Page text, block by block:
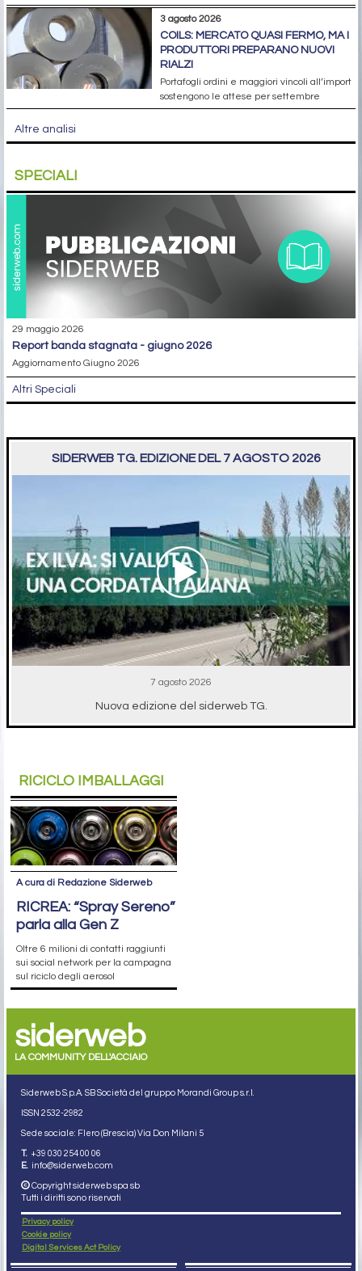
3 agosto 2026
COILS: MERCATO QUASI FERMO, MA I
PRODUTTORI PREPARANO NUOVI
RIALZI
Portafogli ordini e maggiori vincoli all’import
sostengono le attese per settembre
Altre analisi
SPECIALI
29 maggio 2026
report banda stagnata - giugno 2026
Aggiornamento Giugno 2026
Altri Speciali
SIDERWEB TG. EDIZIONE DEL 7 AGOSTO 2026
7 agosto 2026
Nuova edizione del siderweb TG.
RICICLO IMBALLAGGI
A cura di Redazione Siderweb
RICREA: “Spray Sereno”
parla alla Gen Z
Oltre 6 milioni di contatti raggiunti
sui social network per la campagna
sul riciclo degli aerosol
siderweb
LA COMMUNITY DELL'ACCIAIO
Siderweb S.p.A. SB Società del gruppo Morandi Group s.r.l.
ISSN 2532-2982
Sede sociale: Flero (Brescia) Via Don Milani 5
T. +39 030 254 00 06
E. info@siderweb.com
Copyright siderweb spa sb
Tutti i diritti sono riservati
Privacy policy
Cookie policy
Digital Services Act Policy